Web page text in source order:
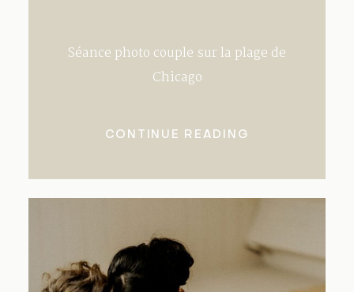
Séance photo couple sur la plage de
Chicago
CONTINUE READING